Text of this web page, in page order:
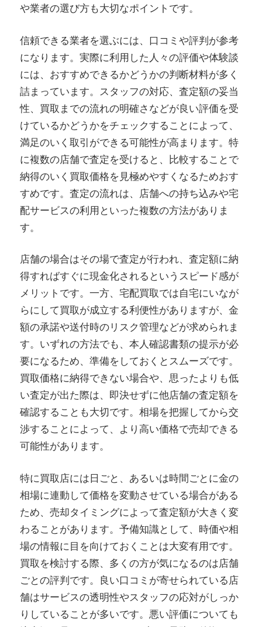
や業者の選び方も大切なポイントです。
信頼できる業者を選ぶには、口コミや評判が参考
になります。実際に利用した人々の評価や体験談
には、おすすめできるかどうかの判断材料が多く
詰まっています。スタッフの対応、査定額の妥当
性、買取までの流れの明確さなどが良い評価を受
けているかどうかをチェックすることによって、
満足のいく取引ができる可能性が高まります。特
に複数の店舗で査定を受けると、比較することで
納得のいく買取価格を見極めやすくなるためおす
すめです。査定の流れは、店舗への持ち込みや宅
配サービスの利用といった複数の方法がありま
す。
店舗の場合はその場で査定が行われ、査定額に納
得すればすぐに現金化されるというスピード感が
メリットです。一方、宅配買取では自宅にいなが
らにして買取が成立する利便性がありますが、金
額の承諾や送付時のリスク管理などが求められま
す。いずれの方法でも、本人確認書類の提示が必
要になるため、準備をしておくとスムーズです。
買取価格に納得できない場合や、思ったよりも低
い査定が出た際は、即決せずに他店舗の査定額を
確認することも大切です。相場を把握してから交
渉することによって、より高い価格で売却できる
可能性があります。
特に買取店には日ごと、あるいは時間ごとに金の
相場に連動して価格を変動させている場合がある
ため、売却タイミングによって査定額が大きく変
わることがあります。予備知識として、時価や相
場の情報に目を向けておくことは大変有用です。
買取を検討する際、多くの方が気になるのは店舗
ごとの評判です。良い口コミが寄せられている店
舗はサービスの透明性やスタッフの応対がしっか
りしていることが多いです。悪い評価についても